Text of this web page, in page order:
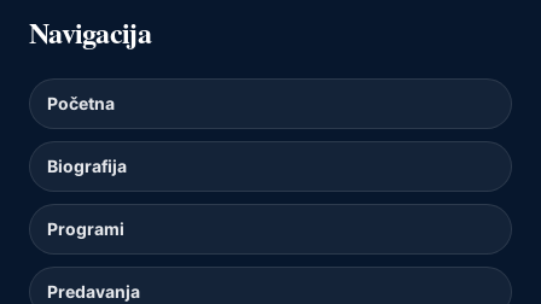
Navigacija
Početna
Biografija
Programi
Predavanja